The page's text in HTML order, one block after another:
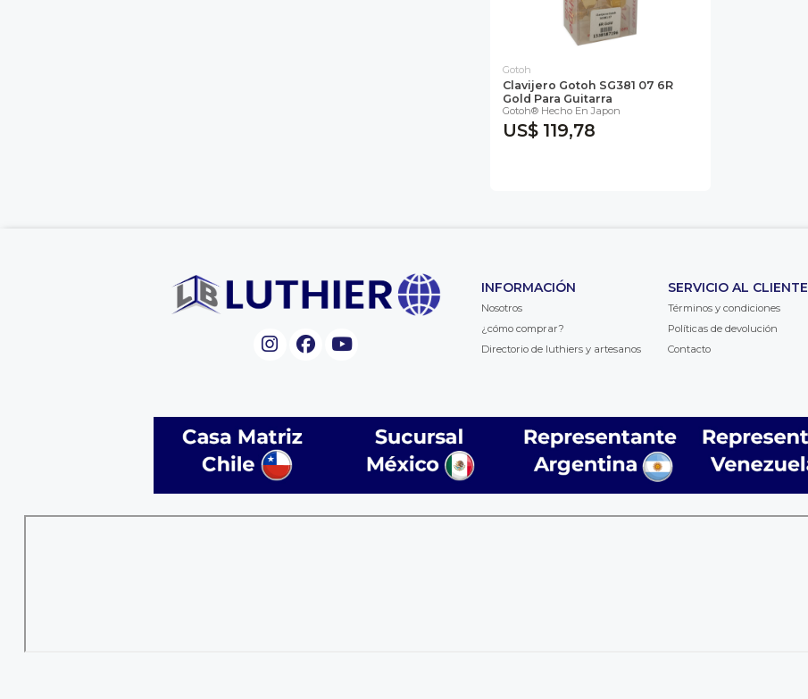
Gotoh
Clavijero Gotoh SG381 07 6R
Gold Para Guitarra
Gotoh® Hecho En Japon
US$ 119,78
INFORMACIÓN
Nosotros
¿cómo comprar?
Directorio de luthiers y artesanos
SERVICIO AL CLIENTE
Términos y condiciones
Políticas de devolución
Contacto